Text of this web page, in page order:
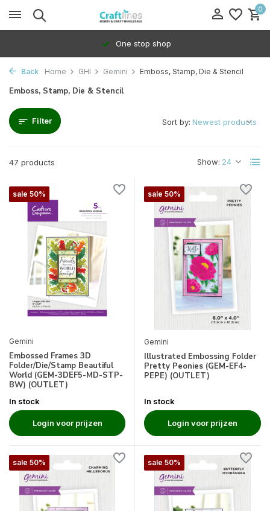
0
100% Dedicated to independents
Back Home GHI Gemini Emboss, Stamp, Die & Stencil
Emboss, Stamp, Die & Stencil
Filter
47 products Show:
Sort by:
sale 50%
Gemini
Embossed Frames 3D
Folder/Die/Stamp Beautiful
World (GEM-3DEF5-MD-STP-
BW) (OUTLET)
In stock
Login voor prijzen
sale 50%
Gemini
Illustrated Embossing Folder
Pretty Peonies (GEM-EF4-
PEPE) (OUTLET)
In stock
Login voor prijzen
sale 50% sale 50%